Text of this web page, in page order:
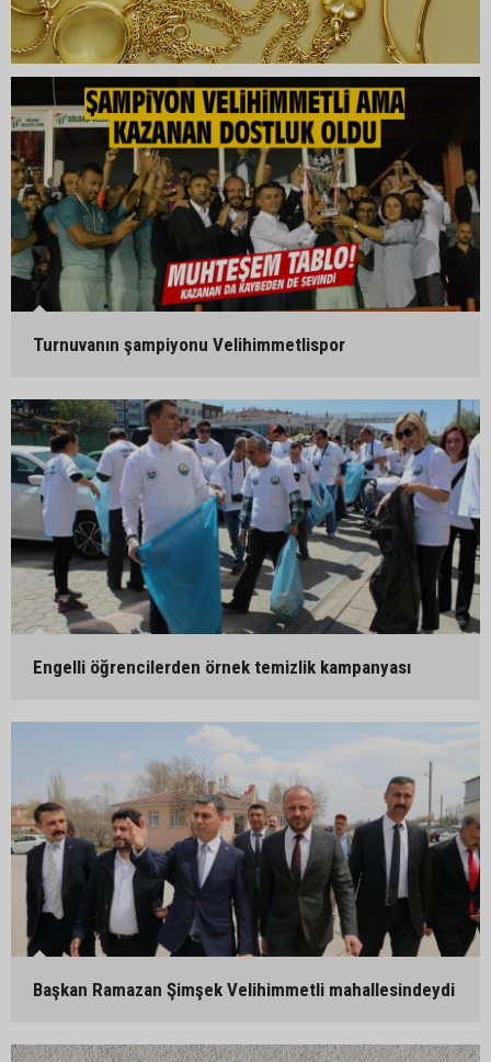
Turnuvanın şampiyonu Velihimmetlispor
Engelli öğrencilerden örnek temizlik kampanyası
Başkan Ramazan Şimşek Velihimmetli mahallesindeydi